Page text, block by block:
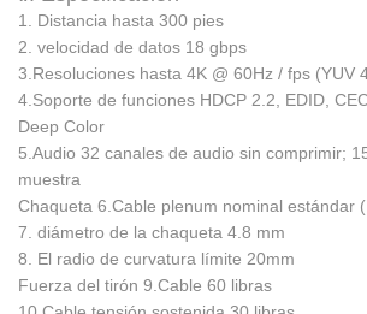
1. Distancia hasta 300 pies
2. velocidad de datos 18 gbps
3.Resoluciones hasta 4K @ 60Hz / fps (YUV
4.Soporte de funciones HDCP 2.2, EDID,
Deep Color
5.Audio 32 canales de audio sin comprimir;
muestra
Chaqueta 6.Cable plenum nominal estándar
7. diámetro de la chaqueta 4.8 mm
8. El radio de curvatura límite 20mm
Fuerza del tirón 9.Cable 60 libras